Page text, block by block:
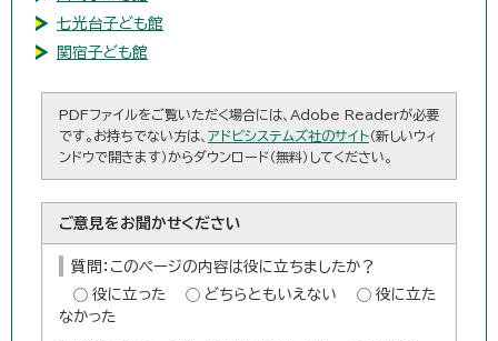
七光台子ども館
関宿子ども館
PDFファイルをご覧いただく場合には、Adobe Readerが必要
です。お持ちでない方は、 アドビシステムズ社のサイト（新しいウィ
ンドウで開きます）からダウンロード（無料）してください。
ご意見をお聞かせください
質問：このページの内容は役に立ちましたか？
役に立った
どちらともいえない
役に立た
なかった